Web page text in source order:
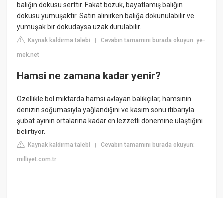
balığın dokusu serttir. Fakat bozuk, bayatlamış balığın
dokusu yumuşaktır. Satın alınırken balığa dokunulabilir ve
yumuşak bir dokudaysa uzak durulabilir.
Kaynak kaldırma talebi |Cevabın tamamını burada okuyun: ye-
mek.net
Hamsi ne zamana kadar yenir?
Özellikle bol miktarda hamsi avlayan balıkçılar, hamsinin
denizin soğumasıyla yağlandığını ve kasım sonu itibarıyla
şubat ayının ortalarına kadar en lezzetli dönemine ulaştığını
belirtiyor.
Kaynak kaldırma talebi |Cevabın tamamını burada okuyun:
milliyet.com.tr